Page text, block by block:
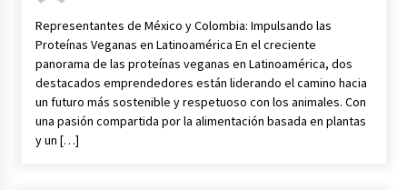
Representantes de México y Colombia: Impulsando las
Proteínas Veganas en Latinoamérica En el creciente
panorama de las proteínas veganas en Latinoamérica, dos
destacados emprendedores están liderando el camino hacia
un futuro más sostenible y respetuoso con los animales. Con
una pasión compartida por la alimentación basada en plantas
y un […]